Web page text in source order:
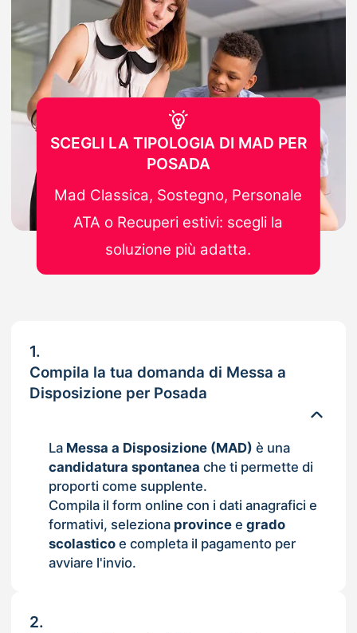
1.
Compila la tua domanda di Messa a
Disposizione per Posada
La Messa a Disposizione (MAD) è una
candidatura spontanea che ti permette di
proporti come supplente.
Compila il form online con i dati anagrafici e
formativi, seleziona provincee grado
scolasticoe completa il pagamento per
avviare l'invio.
2.
SCEGLI LA TIPOLOGIA DI MAD PER
POSADA
Mad Classica, Sostegno, Personale
ATA o Recuperi estivi: scegli la
soluzione più adatta.